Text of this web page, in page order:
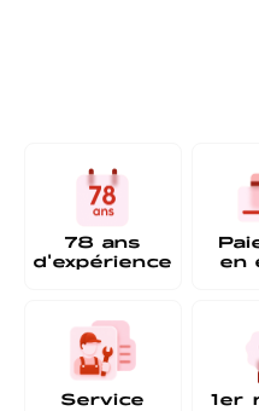
78 ans
d'expérience
en
Service
1er